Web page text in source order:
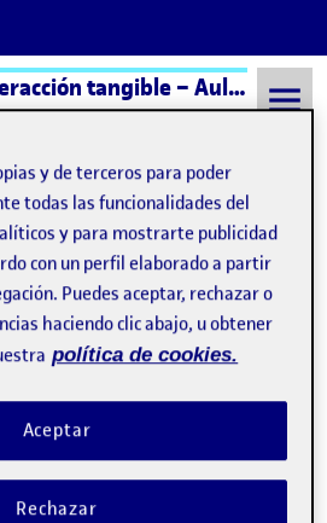
20.656 – Interacción tangible – Aula 1
Folio
y bienvenidas!
publicación
15 septiembre, 2022 3:41 pm
y de terceros para poder
todas las funcionalidades del
y para mostrarte publicidad
con un perfil elaborado a partir
Puedes aceptar, rechazar o
haciendo clic abajo, u obtener
política de cookies.
Rechazar
Aceptar